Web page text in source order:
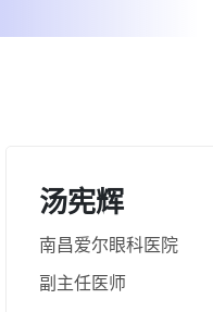
汤宪辉
南昌爱尔眼科医院
副主任医师